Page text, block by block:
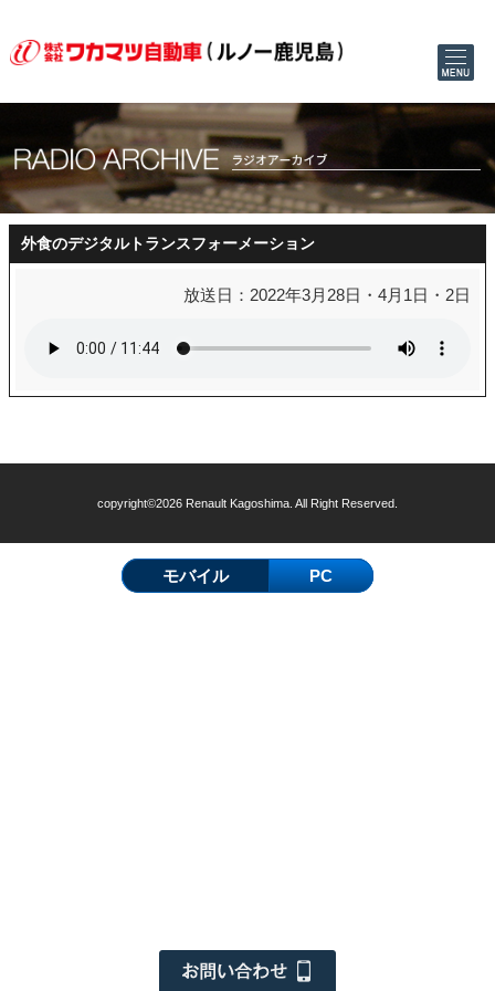
外食のデジタルトランスフォーメーション
放送日：2022年3月28日・4月1日・2日
copyright©2026 Renault Kagoshima. All Right Reserved.
モバイル PC